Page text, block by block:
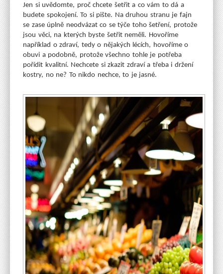
Jen si uvědomte, proč chcete šetřit a co vám to dá a
budete spokojení. To si pište. Na druhou stranu je fajn
se zase úplně neodvázat co se týče toho šetření, protože
jsou věci, na kterých byste šetřit neměli. Hovoříme
například o zdraví, tedy o nějakých lécích, hovoříme o
obuvi a podobně, protože všechno tohle je potřeba
pořídit kvalitní. Nechcete si zkazit zdraví a třeba i držení
kostry, no ne? To nikdo nechce, to je jasné.